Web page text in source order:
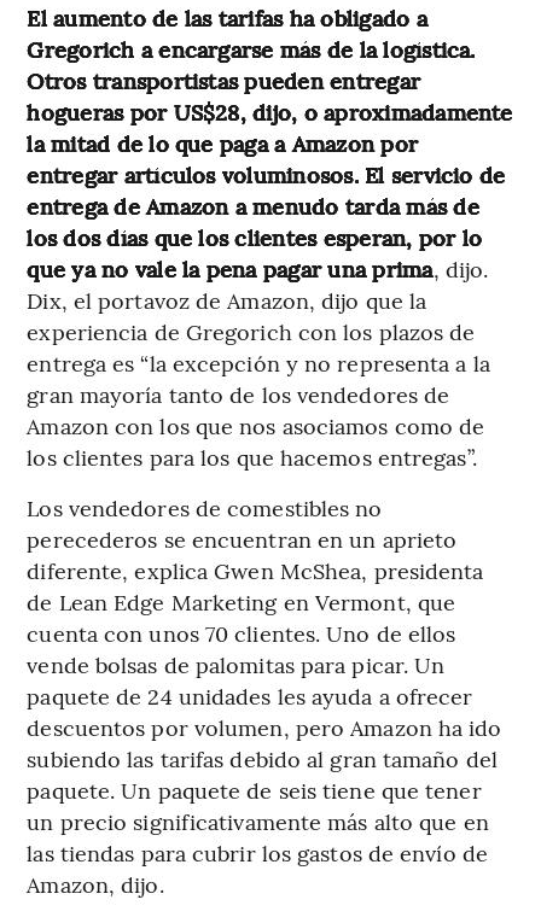
El aumento de las tarifas ha obligado a
Gregorich a encargarse más de la logística.
Otros transportistas pueden entregar
hogueras por US$28, dijo, o aproximadamente
la mitad de lo que paga a Amazon por
entregar artículos voluminosos. El servicio de
entrega de Amazon a menudo tarda más de
los dos días que los clientes esperan, por lo
que ya no vale la pena pagar una prima, dijo.
Dix, el portavoz de Amazon, dijo que la
experiencia de Gregorich con los plazos de
entrega es “la excepción y no representa a la
gran mayoría tanto de los vendedores de
Amazon con los que nos asociamos como de
los clientes para los que hacemos entregas”.
Los vendedores de comestibles no
perecederos se encuentran en un aprieto
diferente, explica Gwen McShea, presidenta
de Lean Edge Marketing en Vermont, que
cuenta con unos 70 clientes. Uno de ellos
vende bolsas de palomitas para picar. Un
paquete de 24 unidades les ayuda a ofrecer
descuentos por volumen, pero Amazon ha ido
subiendo las tarifas debido al gran tamaño del
paquete. Un paquete de seis tiene que tener
un precio significativamente más alto que en
las tiendas para cubrir los gastos de envío de
Amazon, dijo.